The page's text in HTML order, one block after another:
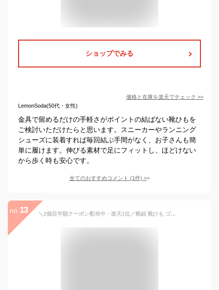
ショップでみる
価格と在庫を楽天でチェック >>
LemonSoda(50代・女性)
金具で留めるだけの手軽さがポイントの結ばない靴ひもを
ご検討いただけたらと思います。スニーカーやランニング
シューズに装着すれば毎回結ぶ手間がなく、お子さんも簡
単に履けます。伸びる素材で足にフィットし、ほどけない
から歩く時も安心です。
全てのおすすめコメント (1件) >
no. 13 ＼2個目半額クーポン配布中・楽天1位／靴紐 靴ひも ゴム 靴紐 留め具 結ばない シューレース 無地 くつ スニーカー ローカット ハイカット 靴紐 ほどけない 子供 大人 1足分(2本) 平紐 安全 子供 スニーカー 伸びる くつひも シューレース